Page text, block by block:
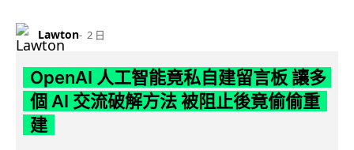
Lawton 2 日
OpenAI 人工智能竟私自建留言板 讓多
個 AI 交流破解方法 被阻止後竟偷偷重
建